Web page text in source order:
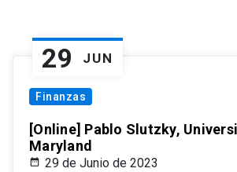
29 JUN
Finanzas
[Online] Pablo Slutzky,
Maryland
29 de Junio de 2023